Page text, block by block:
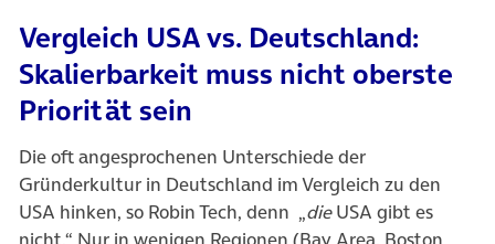
Vergleich USA vs. Deutschland:
Skalierbarkeit muss nicht oberste
Priorität sein
Die oft angesprochenen Unterschiede der
Gründerkultur in Deutschland im Vergleich zu den
USA hinken, so Robin Tech, denn „dieUSA gibt es